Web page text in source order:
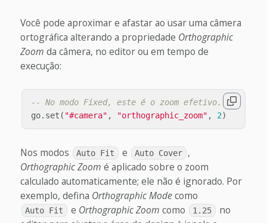
Você pode aproximar e afastar ao usar uma câmera
ortográfica alterando a propriedade Orthographic
Zoom da câmera, no editor ou em tempo de
execução:
-- No modo Fixed, este é o zoom efetivo.
go. set ( "#camera" , "orthographic_zoom" , 2)
Nos modos Auto Fit e Auto Cover
,
Orthographic Zoom é aplicado sobre o zoom
calculado automaticamente; ele não é ignorado. Por
exemplo, defina Orthographic Modecomo
Auto Fit e Orthographic Zoom como 1.25
no